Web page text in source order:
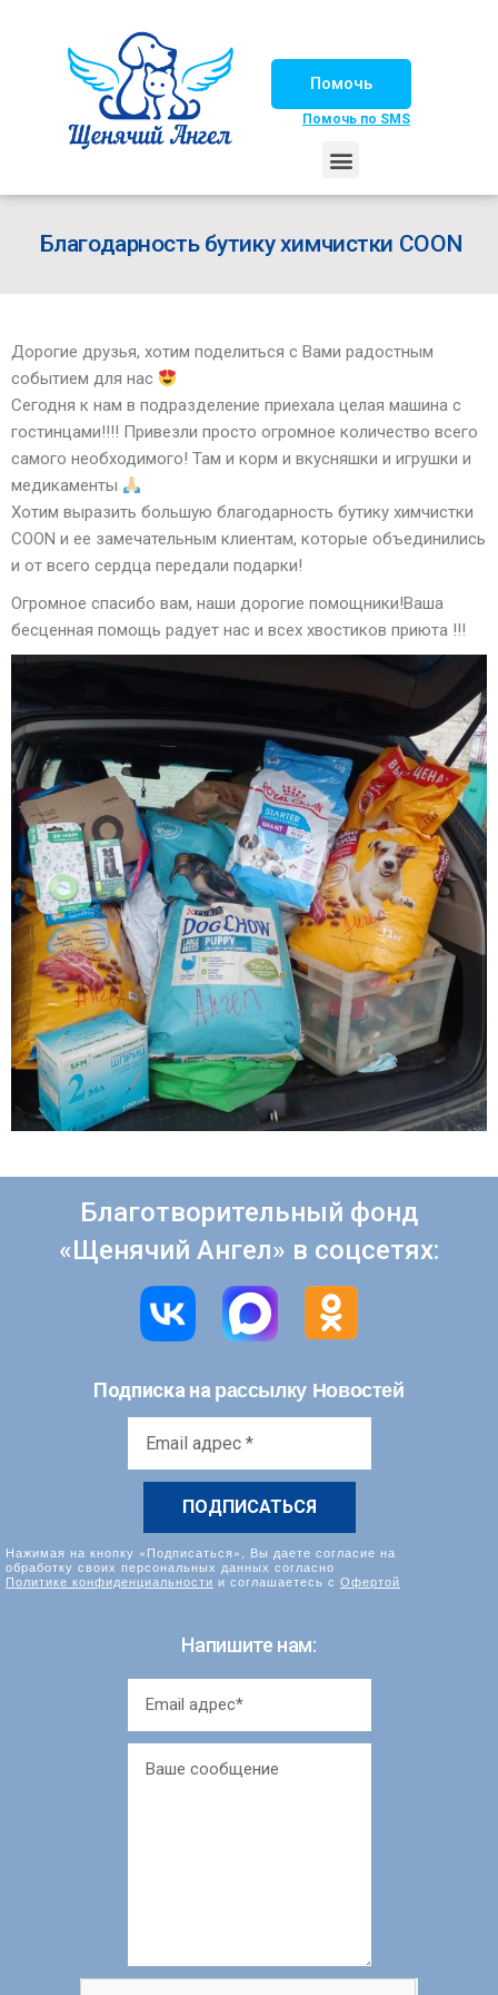
Помочь
Помочь по SMS
Благодарность бутику химчистки COON
Дорогие друзья, хотим поделиться с Вами радостным
событием для нас
Сегодня к нам в подразделение приехала целая машина с
гостинцами!!!! Привезли просто огромное количество всего
самого необходимого! Там и корм и вкусняшки и игрушки и
медикаменты
Хотим выразить большую благодарность бутику химчистки
COON и ее замечательным клиентам, которые объединились
и от всего сердца передали подарки!
Огромное спасибо вам, наши дорогие помощники!Ваша
бесценная помощь радует нас и всех хвостиков приюта !!!
Благотворительный фонд
«Щенячий Ангел» в соцсетях:
Подписка на рассылку Новостей
Нажимая на кнопку «Подписаться», Вы даете согласие на
обработку своих персональных данных согласно
Политике конфиденциальности и соглашаетесь с Офертой
Напишите нам: